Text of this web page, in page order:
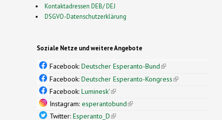
Kontaktadressen DEB/ DEJ
DSGVO-Datenschutzerklärung
Soziale Netze und weitere Angebote
Facebook: Deutscher Esperanto-Bund(link is
external)
Facebook: Deutscher Esperanto-Kongress(link is
Facebook: Luminesk'(link is external)
Instagram: esperantobund(link is external)
Twitter: Esperanto_D(link is external)